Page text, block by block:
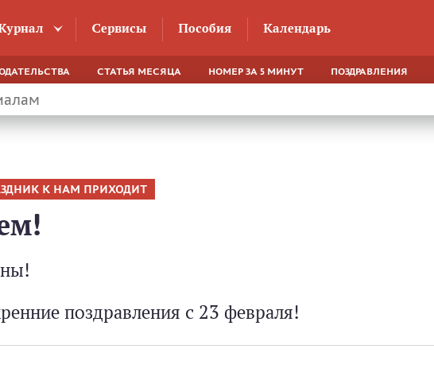
Сервисы Пособия Календарь
СТАТЬЯ МЕСЯЦА НОМЕР ЗА 5 МИНУТ ПОЗДРАВЛЕНИЯ
К НАМ ПРИХОДИТ
поздравления с 23 февраля!